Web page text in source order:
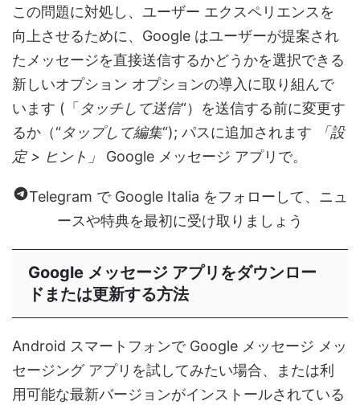
この問題に対処し、ユーザー エクスペリエンスを
向上させるために、Google はユーザーが提案され
たメッセージを直接送信するかどうかを選択できる
新しいオプション オプションの導入に取り組んで
います (「 タッチして送信“）を送信する前に変更す
るか（“タップして編集“); パスに追加されます
「設
定 > ヒント」 Google メッセージ アプリで。
Telegram で Google Italia をフォローして、ニュ
ースや特典を最初に受け取りましょう
Google メッセージ アプリをダウンロー
ドまたは更新する方法
Android スマートフォンで Google メッセージ メッ
セージング アプリを試してみたい場合、または利
用可能な最新バージョンがインストールされている